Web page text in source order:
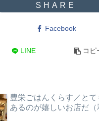
Facebook
LINE コピ
豊栄ごはんくらす／と
あるのが嬉しいお店だ（